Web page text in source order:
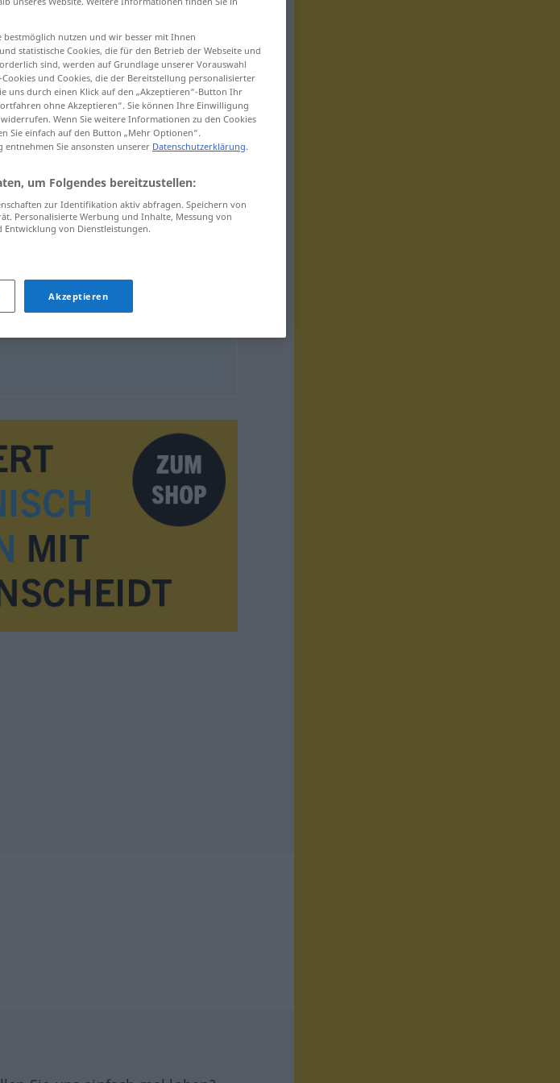
bestmöglich nutzen und wir besser mit Ihnen
statistische Cookies, die für den Betrieb der Webseite und
sind, werden auf Grundlage unserer Vorauswahl
und Cookies, die der Bereitstellung personalisierter
uns durch einen Klick auf den „Akzeptieren“-Button Ihr
ohne Akzeptieren“. Sie können Ihre Einwilligung
Wenn Sie weitere Informationen zu den Cookies
Sie einfach auf den Button „Mehr Optionen“.
Sie ansonsten unserer Datenschutzerklärung.
um Folgendes bereitzustellen:
zur Identifikation aktiv abfragen. Speichern von
Personalisierte Werbung und Inhalte, Messung von
von Dienstleistungen.
Akzeptieren